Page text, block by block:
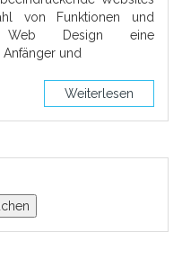
von Funktionen und
Design eine
und
Weiterlesen